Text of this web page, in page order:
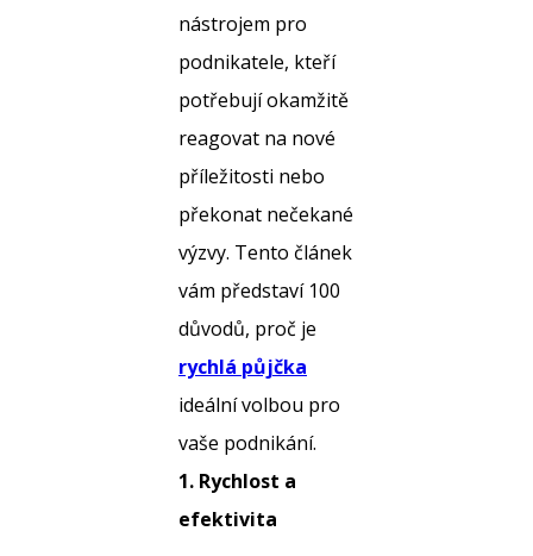
nástrojem pro
podnikatele, kteří
potřebují okamžitě
reagovat na nové
příležitosti nebo
překonat nečekané
výzvy. Tento článek
vám představí 100
důvodů, proč je
rychlá půjčka
ideální volbou pro
vaše podnikání.
1. Rychlost a
efektivita